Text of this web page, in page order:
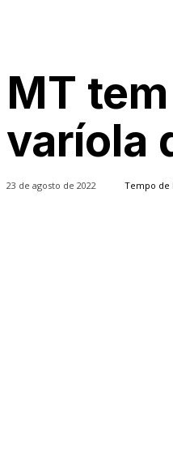
MT
varíola
23 de agosto de 2022 Tempo de